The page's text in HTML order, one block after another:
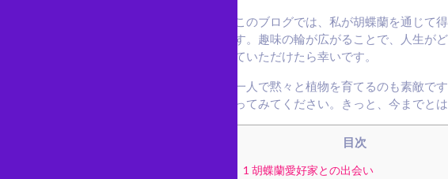
このブログでは、私が胡蝶蘭を通じて
す。趣味の輪が広がることで、人生が
ていただけたら幸いです。
一人で黙々と植物を育てるのも素敵で
ってみてください。きっと、今までと
目次
1 胡蝶蘭愛好家との出会い